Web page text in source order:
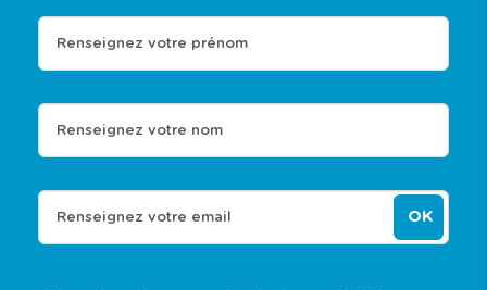
Renseignez votre prénom
Renseignez votre nom
Renseignez votre email OK